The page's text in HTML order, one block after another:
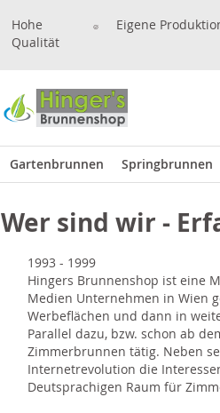
Hohe
Qualität
Eigene
Gartenbrunnen Springbrunnen
Wer sind wir -
1993 - 1999
Hingers Brunnenshop ist eine
Medien Unternehmen in Wien
Werbeflächen und dann in
Parallel dazu, bzw. schon ab
Zimmerbrunnen tätig. Neben
Internetrevolution die
Deutsprachigen Raum für